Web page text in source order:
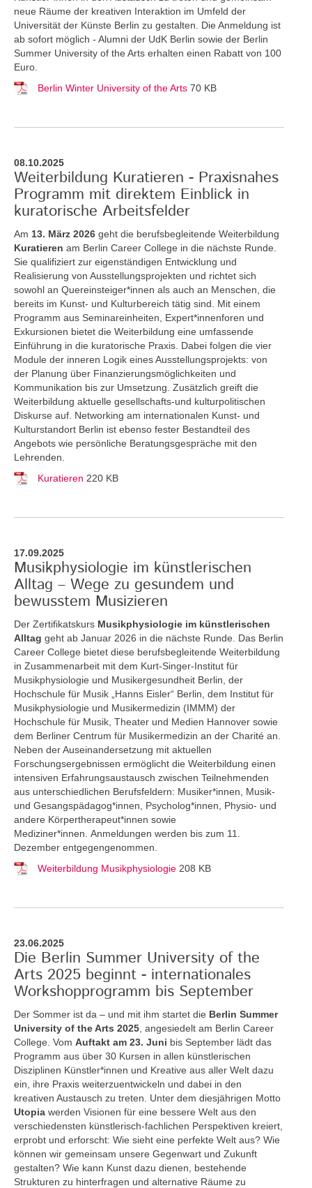
neue Räume der kreativen Interaktion im Umfeld der
Universität der Künste Berlin zu gestalten. Die Anmeldung ist
ab sofort möglich - Alumni der UdK Berlin sowie der Berlin
Summer University of the Arts erhalten einen Rabatt von 100
Euro.
Berlin Winter University of the Arts 70 KB
08.10.2025
Weiterbildung Kuratieren - Praxisnahes
Programm mit direktem Einblick in
kuratorische Arbeitsfelder
Am 13. März 2026 geht die berufsbegleitende Weiterbildung
Kuratieren am Berlin Career College in die nächste Runde.
Sie qualifiziert zur eigenständigen Entwicklung und
Realisierung von Ausstellungsprojekten und richtet sich
sowohl an Quereinsteiger*innen als auch an Menschen, die
bereits im Kunst- und Kulturbereich tätig sind. Mit einem
Programm aus Seminareinheiten, Expert*innenforen und
Exkursionen bietet die Weiterbildung eine umfassende
Einführung in die kuratorische Praxis. Dabei folgen die vier
Module der inneren Logik eines Ausstellungsprojekts: von
der Planung über Finanzierungsmöglichkeiten und
Kommunikation bis zur Umsetzung. Zusätzlich greift die
Weiterbildung aktuelle gesellschafts-und kulturpolitischen
Diskurse auf. Networking am internationalen Kunst- und
Kulturstandort Berlin ist ebenso fester Bestandteil des
Angebots wie persönliche Beratungsgespräche mit den
Lehrenden.
Kuratieren 220 KB
17.09.2025
Musikphysiologie im künstlerischen
Alltag – Wege zu gesundem und
bewusstem Musizieren
Der Zertifikatskurs Musikphysiologie im künstlerischen
Alltag geht ab Januar 2026 in die nächste Runde. Das Berlin
Career College bietet diese berufsbegleitende Weiterbildung
in Zusammenarbeit mit dem Kurt-Singer-Institut für
Musikphysiologie und Musikergesundheit Berlin, der
Hochschule für Musik „Hanns Eisler“ Berlin, dem Institut für
Musikphysiologie und Musikermedizin (IMMM) der
Hochschule für Musik, Theater und Medien Hannover sowie
dem Berliner Centrum für Musikermedizin an der Charité an.
Neben der Auseinandersetzung mit aktuellen
Forschungsergebnissen ermöglicht die Weiterbildung einen
intensiven Erfahrungsaustausch zwischen Teilnehmenden
aus unterschiedlichen Berufsfeldern: Musiker*innen, Musik-
und Gesangspädagog*innen, Psycholog*innen, Physio- und
andere Körpertherapeut*innen sowie
Mediziner*innen. Anmeldungen werden bis zum 11.
Dezember entgegengenommen.
Weiterbildung Musikphysiologie 208 KB
23.06.2025
Die Berlin Summer University of the
Arts 2025 beginnt - internationales
Workshopprogramm bis September
Der Sommer ist da – und mit ihm startet die Berlin Summer
University of the Arts 2025 , angesiedelt am Berlin Career
College. Vom Auftakt am 23. Juni bis September lädt das
Programm aus über 30 Kursen in allen künstlerischen
Disziplinen Künstler*innen und Kreative aus aller Welt dazu
ein, ihre Praxis weiterzuentwickeln und dabei in den
kreativen Austausch zu treten. Unter dem diesjährigen Motto
Utopia werden Visionen für eine bessere Welt aus den
verschiedensten künstlerisch-fachlichen Perspektiven kreiert,
erprobt und erforscht: Wie sieht eine perfekte Welt aus? Wie
können wir gemeinsam unsere Gegenwart und Zukunft
gestalten? Wie kann Kunst dazu dienen, bestehende
Strukturen zu hinterfragen und alternative Räume zu